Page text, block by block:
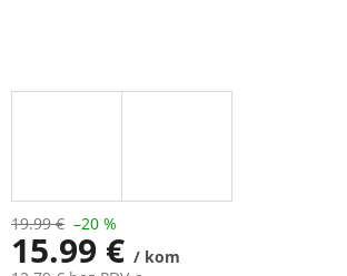
19.99 € –20 %
15.99 € / kom